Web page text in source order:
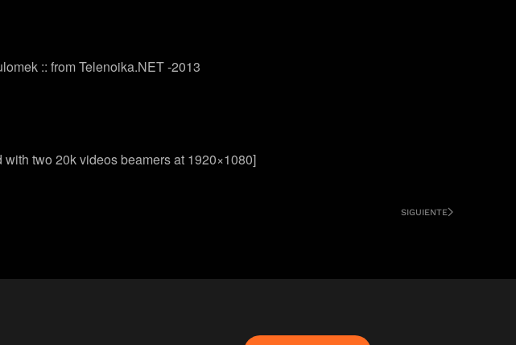
:: from Telenoika.NET -2013
two 20k videos beamers at 1920×1080]
SIGUIENTE